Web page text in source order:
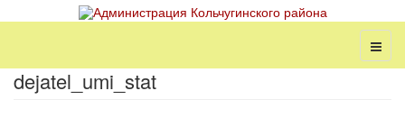
dejatel_umi_stat